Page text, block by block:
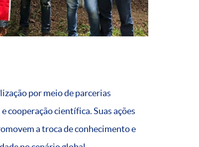
por meio de parcerias
cooperação científica. Suas ações
a troca de conhecimento e